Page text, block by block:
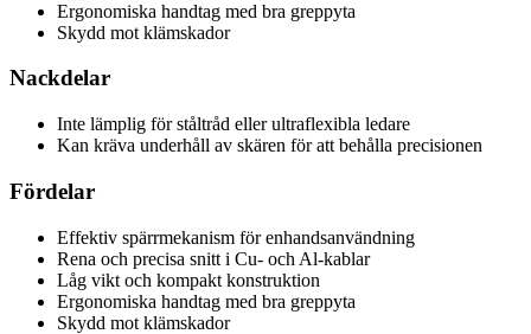
Ergonomiska handtag med bra greppyta
Skydd mot klämskador
Nackdelar
Inte lämplig för ståltråd eller ultraflexibla ledare
Kan kräva underhåll av skären för att behålla precisionen
Fördelar
Effektiv spärrmekanism för enhandsanvändning
Rena och precisa snitt i Cu- och Al-kablar
Låg vikt och kompakt konstruktion
Ergonomiska handtag med bra greppyta
Skydd mot klämskador